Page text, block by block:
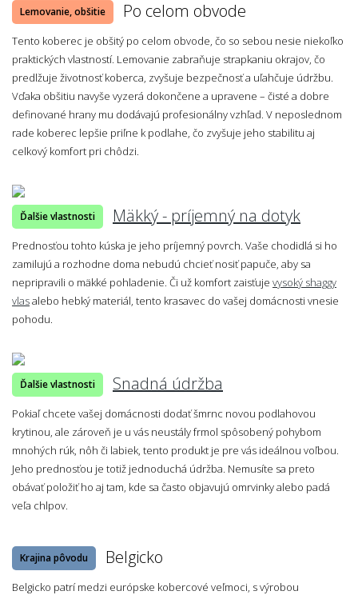
Lemovanie, obšitie Po celom obvode
Tento koberec je obšitý po celom obvode, čo so sebou nesie niekoľko
praktických vlastností. Lemovanie zabraňuje strapkaniu okrajov, čo
predlžuje životnosť koberca, zvyšuje bezpečnosť a uľahčuje údržbu.
Vďaka obšitiu navyše vyzerá dokončene a upravene – čisté a dobre
definované hrany mu dodávajú profesionálny vzhľad. V neposlednom
rade koberec lepšie priľne k podlahe, čo zvyšuje jeho stabilitu aj
celkový komfort pri chôdzi.
Ďalšie vlastnosti Mäkký - príjemný na dotyk
Prednosťou tohto kúska je jeho príjemný povrch. Vaše chodidlá si ho
zamilujú a rozhodne doma nebudú chcieť nosiť papuče, aby sa
nepripravili o mäkké pohladenie. Či už komfort zaisťuje vysoký shaggy
vlasalebo hebký materiál, tento krasavec do vašej domácnosti vnesie
pohodu.
Ďalšie vlastnosti Snadná údržba
Pokiaľ chcete vašej domácnosti dodať šmrnc novou podlahovou
krytinou, ale zároveň je u vás neustály frmol spôsobený pohybom
mnohých rúk, nôh či labiek, tento produkt je pre vás ideálnou voľbou.
Jeho prednosťou je totiž jednoduchá údržba. Nemusíte sa preto
obávať položiť ho aj tam, kde sa často objavujú omrvinky alebo padá
veľa chlpov.
Krajina pôvodu Belgicko
Belgicko patrí medzi európske kobercové veľmoci, s výrobou